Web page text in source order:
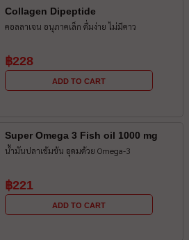
Collagen Dipeptide
คอลลาเจน อนุภาคเล็ก ดื่มง่าย ไม่มีคาว
฿228
ADD TO CART
Super Omega 3 Fish oil 1000 mg
น้ำมันปลาเข้มข้น อุดมด้วย Omega-3
฿221
ADD TO CART